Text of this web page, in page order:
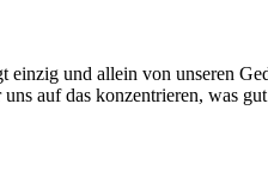
und allein von unseren
auf das konzentrieren, was